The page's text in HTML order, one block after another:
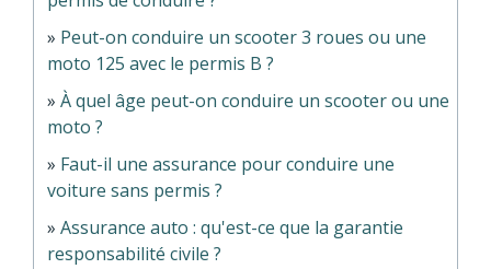
Peut-on conduire un scooter 3 roues ou une
moto 125 avec le permis B ?
À quel âge peut-on conduire un scooter ou une
moto ?
Faut-il une assurance pour conduire une
voiture sans permis ?
Assurance auto : qu'est-ce que la garantie
responsabilité civile ?